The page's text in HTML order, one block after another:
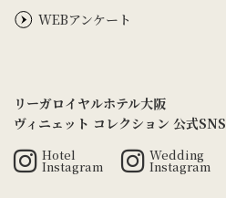
WEBアンケート
リーガロイヤルホテル大阪
ヴィニェット コレクション 公式SNS
Hotel
Instagram
Wedding
Instagram